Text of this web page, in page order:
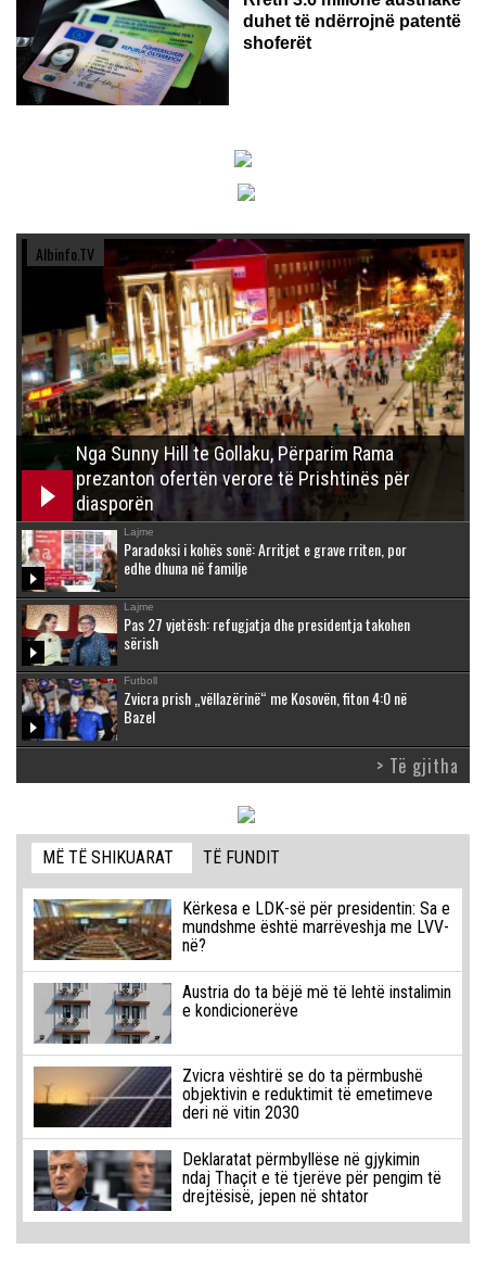
duhet të ndërrojnë patentë
shoferët
Albinfo.TV
Nga Sunny Hill te Gollaku, Përparim Rama
prezanton ofertën verore të Prishtinës për
diasporën
Lajme
Paradoksi i kohës sonë: Arritjet e grave rriten, por
edhe dhuna në familje
Lajme
Pas 27 vjetësh: refugjatja dhe presidentja takohen
sërish
Futboll
Zvicra prish „vëllazërinë“ me Kosovën, fiton 4:0 në
Bazel
> Të gjitha
MË TË SHIKUARAT TË FUNDIT
Kërkesa e LDK-së për presidentin: Sa e
mundshme është marrëveshja me LVV-
në?
Austria do ta bëjë më të lehtë instalimin
e kondicionerëve
Zvicra vështirë se do ta përmbushë
objektivin e reduktimit të emetimeve
deri në vitin 2030
Deklaratat përmbyllëse në gjykimin
ndaj Thaçit e të tjerëve për pengim të
drejtësisë, jepen në shtator